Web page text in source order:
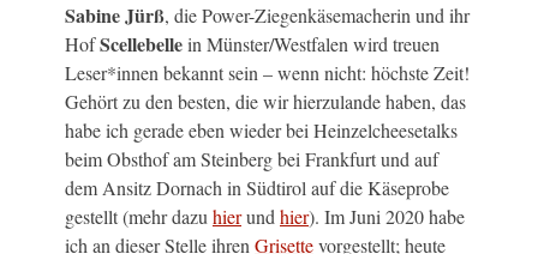
Sabine Jürß, die Power-Ziegenkäsemacherin und ihr
HofScellebellein Münster/Westfalen wird treuen
Leser*innen bekannt sein – wenn nicht: höchste Zeit!
Gehört zu den besten, die wir hierzulande haben, das
habe ich gerade eben wieder bei Heinzelcheesetalks
beim Obsthof am Steinberg bei Frankfurt und auf
dem Ansitz Dornach in Südtirol auf die Käseprobe
gestellt (mehr dazuhierundhier). Im Juni 2020 habe
ich an dieser Stelle ihrenGrisettevorgestellt; heute